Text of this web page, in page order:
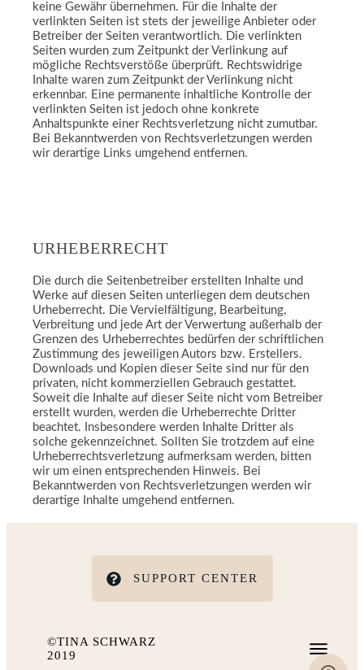
keine Gewähr übernehmen. Für die Inhalte der
verlinkten Seiten ist stets der jeweilige Anbieter oder
Betreiber der Seiten verantwortlich. Die verlinkten
Seiten wurden zum Zeitpunkt der Verlinkung auf
mögliche Rechtsverstöße überprüft. Rechtswidrige
Inhalte waren zum Zeitpunkt der Verlinkung nicht
erkennbar. Eine permanente inhaltliche Kontrolle der
verlinkten Seiten ist jedoch ohne konkrete
Anhaltspunkte einer Rechtsverletzung nicht zumutbar.
Bei Bekanntwerden von Rechtsverletzungen werden
wir derartige Links umgehend entfernen.
URHEBERRECHT
Die durch die Seitenbetreiber erstellten Inhalte und
Werke auf diesen Seiten unterliegen dem deutschen
Urheberrecht. Die Vervielfältigung, Bearbeitung,
Verbreitung und jede Art der Verwertung außerhalb der
Grenzen des Urheberrechtes bedürfen der schriftlichen
Zustimmung des jeweiligen Autors bzw. Erstellers.
Downloads und Kopien dieser Seite sind nur für den
privaten, nicht kommerziellen Gebrauch gestattet.
Soweit die Inhalte auf dieser Seite nicht vom Betreiber
erstellt wurden, werden die Urheberrechte Dritter
beachtet. Insbesondere werden Inhalte Dritter als
solche gekennzeichnet. Sollten Sie trotzdem auf eine
Urheberrechtsverletzung aufmerksam werden, bitten
wir um einen entsprechenden Hinweis. Bei
Bekanntwerden von Rechtsverletzungen werden wir
derartige Inhalte umgehend entfernen.
SUPPORT CENTER
©TINA SCHWARZ
2019